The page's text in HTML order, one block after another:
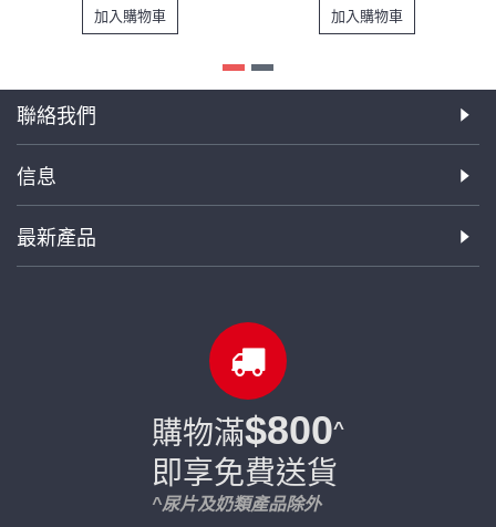
加入購物車 加入購物車
聯絡我們
信息
最新產品
購物滿$800^
即享免費送貨
^尿片及奶類產品除外